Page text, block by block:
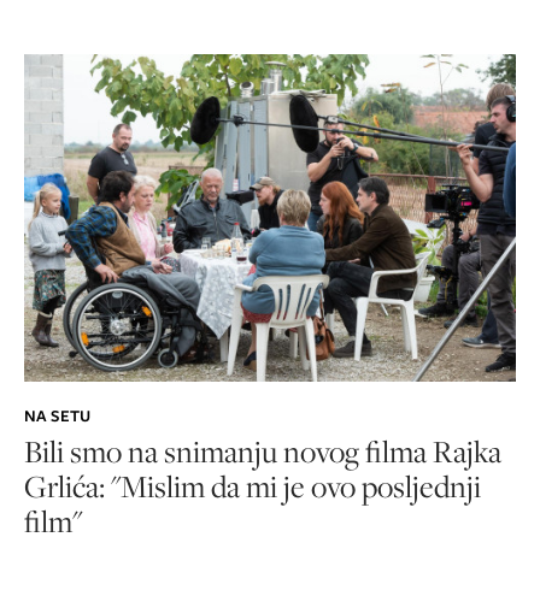
NA SETU
Bili smo na snimanju novog filma Rajka
Grlića: "Mislim da mi je ovo posljednji
film"